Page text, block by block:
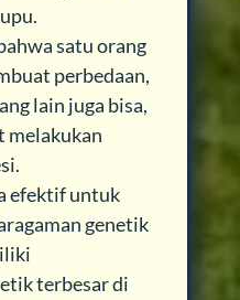
satu orang
perbedaan,
lain juga bisa,
melakukan
efektif untuk
genetik
terbesar di